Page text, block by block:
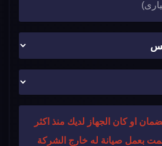
او كان الجهاز لديك منذ اكثر
قمت بعمل صيانة له خارج الشركة